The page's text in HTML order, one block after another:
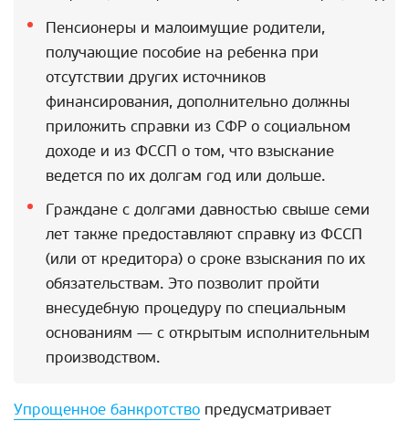
Пенсионеры и малоимущие родители,
получающие пособие на ребенка при
отсутствии других источников
финансирования, дополнительно должны
приложить справки из СФР о социальном
доходе и из ФССП о том, что взыскание
ведется по их долгам год или дольше.
Граждане с долгами давностью свыше семи
лет также предоставляют справку из ФССП
(или от кредитора) о сроке взыскания по их
обязательствам. Это позволит пройти
внесудебную процедуру по специальным
основаниям — с открытым исполнительным
производством.
Упрощенное банкротство предусматривает